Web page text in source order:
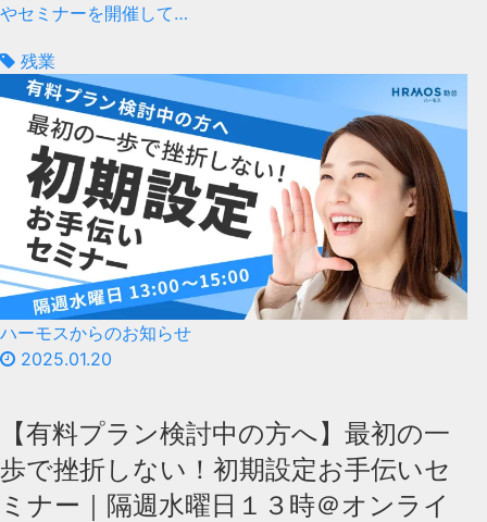
やセミナーを開催して…
残業
ハーモスからのお知らせ
2025.01.20
【有料プラン検討中の方へ】最初の一
歩で挫折しない！初期設定お手伝いセ
ミナー｜隔週水曜日１３時＠オンライ